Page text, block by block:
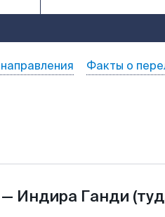
Факты о
Индира Ганди